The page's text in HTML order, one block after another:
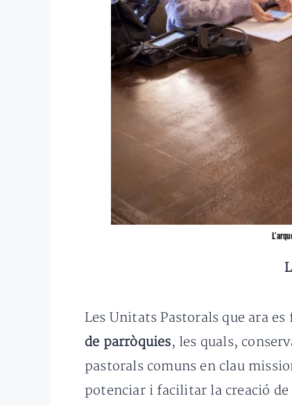
Les Unitats Pastorals que ara
de parròquies, les quals,
pastorals comuns en clau
potenciar i facilitar la creació